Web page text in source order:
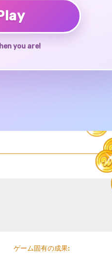
you are!
ゲーム固有の成果: